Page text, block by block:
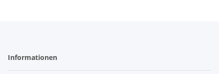
Informationen